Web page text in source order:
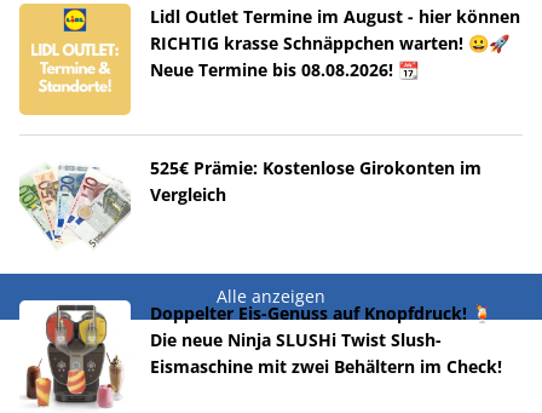
Lidl Outlet Termine im August - hier können
RICHTIG krasse Schnäppchen warten! 😀🚀
Neue Termine bis 08.08.2026! 📆
525€ Prämie: Kostenlose Girokonten im
Vergleich
Alle anzeigen
Doppelter Eis-Genuss auf Knopfdruck! 🍹
Die neue Ninja SLUSHi Twist Slush-
Eismaschine mit zwei Behältern im Check!